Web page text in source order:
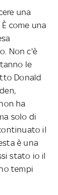
una
come una
Non c'è
le
Donald
ha
solo di
il
è una
stato io il
tempi